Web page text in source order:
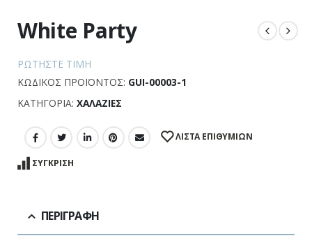
White Party
ΡΩΤΉΣΤΕ ΤΙΜΉ
ΚΩΔΙΚΌΣ ΠΡΟΪΌΝΤΟΣ: GUI-00003-1
ΚΑΤΗΓΟΡΊΑ: ΧΑΛΑΖΊΕΣ
ΛΊΣΤΑ ΕΠΙΘΥΜΙΏΝ
ΣΎΓΚΡΙΣΗ
ΠΕΡΙΓΡΑΦΉ